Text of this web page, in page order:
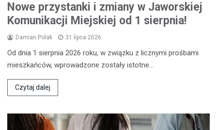
Nowe przystanki i zmiany w Jaworskiej
Komunikacji Miejskiej od 1 sierpnia!
Damian Polak 31 lipca 2026
Od dnia 1 sierpnia 2026 roku, w związku z licznymi prośbami
mieszkańców, wprowadzone zostały istotne…
Czytaj dalej